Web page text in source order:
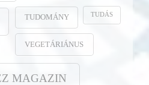
TUDOMÁNY TUDÁS
VEGETÁRIÁNUS
MAGAZIN